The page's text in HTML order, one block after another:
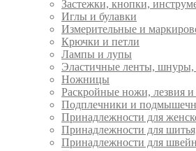
Застежки, кнопки,
Иглы и булавки
Измерительные и
Крючки и петли
Лампы и лупы
Эластичные ленты, шнуры,
Ножницы
Раскройные ножи, лезвия
Подплечники и
Принадлежности для
Принадлежности для
Принадлежности для